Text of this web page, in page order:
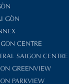
GÒN
CENTRE
SAIGON CENTRE
GREENVIEW
PARKVIEW